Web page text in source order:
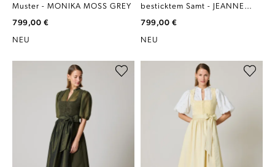
Muster - MONIKA MOSS GREY
799,00 €
NEU
besticktem Samt - JEANNE
799,00 €
NEU